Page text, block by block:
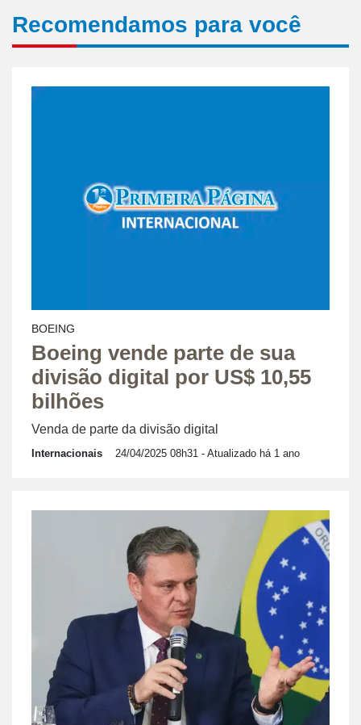
Recomendamos para você
BOEING
Boeing vende parte de sua
divisão digital por US$ 10,55
bilhões
Venda de parte da divisão digital
Internacionais 24/04/2025 08h31 - Atualizado há 1 ano